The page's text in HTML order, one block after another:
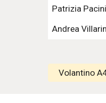
Patrizia
Andrea
Volantino